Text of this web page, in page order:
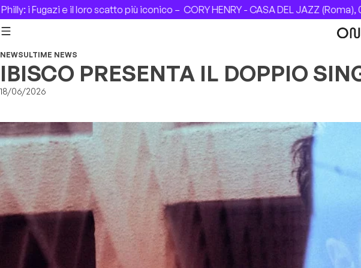
Skip to content
più iconico –CORY HENRY - CASA DEL JAZZ (Roma), 04.08.2026 –Addio,
NEWSULTIME NEWS
IBISCO PRESENTA IL DOPPIO
18/06/2026